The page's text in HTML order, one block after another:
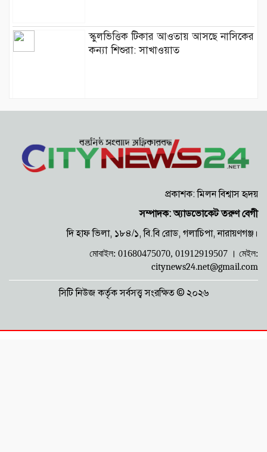
স্কুলভিত্তিক টিকার আওতায় আসছে নাসিকের
কন্যা শিশুরা: সাখাওয়াত
পরিচ্ছন্নতা অভিযান
বাবুরাইলে মাদক ও ছিনতাই রুখতে
এলাকাবাসীর হুঁশিয়ারি, শক্ত কমিটির তাগিদ
গ্রেপ্তার, রিমান্ড আবেদন
সোনারগাঁয়ে জাগো হিন্দু পরিষদের উপজেলা
প্রকাশক: মিলন বিশ্বাস হৃদয়
সম্পাদক: অ্যাডভোকেট তরুণ বেগী
দি হাফ ভিলা, ১৮৪/১, বি.বি রোড, গলাচিপা, নারায়ণগঞ্জ।
মোবাইল: 01680475070, 01912919507 । মেইল:
citynews24.net@gmail.com
সিটি নিউজ কর্তৃক সর্বসত্ত্ব সংরক্ষিত © ২০২৬